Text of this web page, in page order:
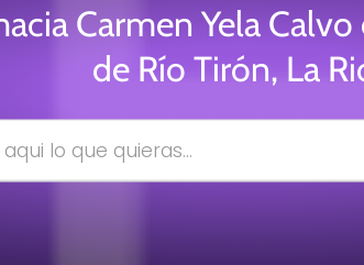
Carmen Yela
de Río Tirón, La